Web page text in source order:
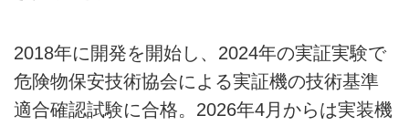
2018年に開発を開始し、2024年の実証実験で
危険物保安技術協会による実証機の技術基準
適合確認試験に合格。2026年4月からは実装機